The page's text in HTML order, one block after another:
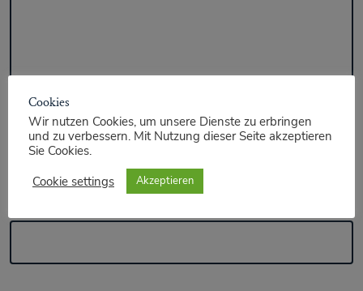
Cookies
Wir nutzen Cookies, um unsere Dienste zu erbringen
und zu verbessern. Mit Nutzung dieser Seite akzeptieren
Sie Cookies.
Cookie settings
Akzeptieren